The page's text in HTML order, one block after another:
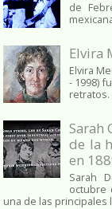
de
Elvira
Elvira
- 1998)
retratos.
Sarah
de la
en
Sarah
octubre
una de las principales